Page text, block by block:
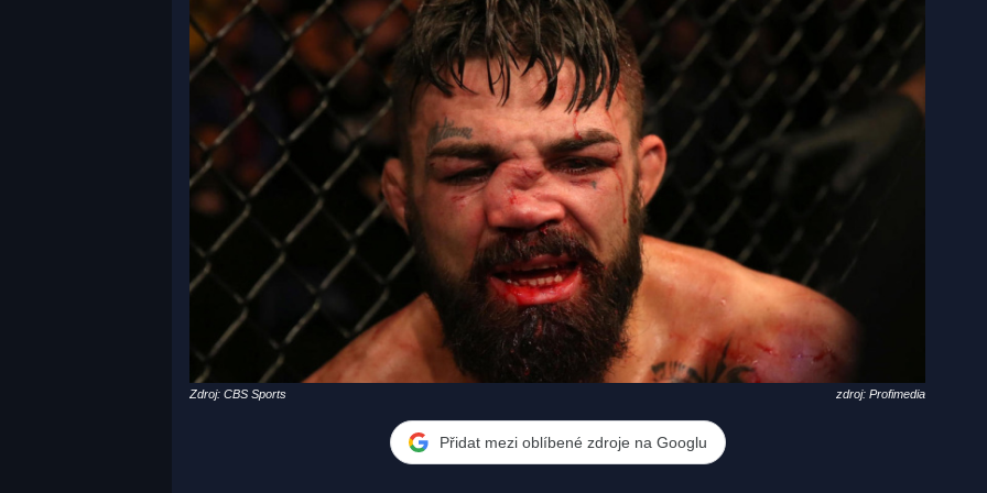
Zdroj: CBS Sports zdroj: Profimedia
Přidat mezi oblíbené zdroje na Googlu